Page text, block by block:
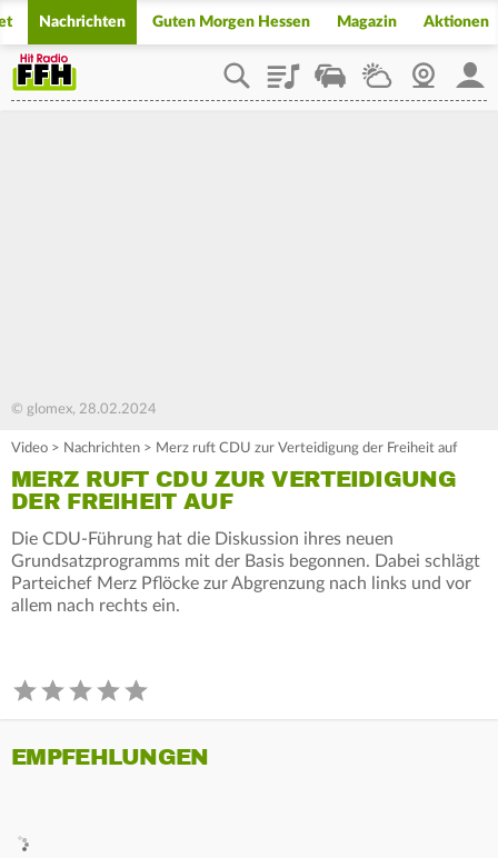
Nachrichten Guten Morgen Hessen Magazin Aktionen
PlaylistStaupilotWetterWebcam
© glomex, 28.02.2024
Video > Nachrichten > Merz ruft CDU zur Verteidigung der Freiheit auf
MERZ RUFT CDU ZUR VERTEIDIGUNG
DER FREIHEIT AUF
Die CDU-Führung hat die Diskussion ihres neuen
Grundsatzprogramms mit der Basis begonnen. Dabei schlägt
Parteichef Merz Pflöcke zur Abgrenzung nach links und vor
allem nach rechts ein.
EMPFEHLUNGEN